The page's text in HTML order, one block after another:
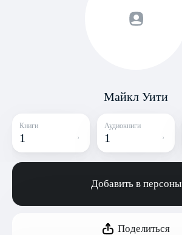
Майкл Уити
Книги
1
Аудиокниги
1
Добавить в персоны
Поделиться